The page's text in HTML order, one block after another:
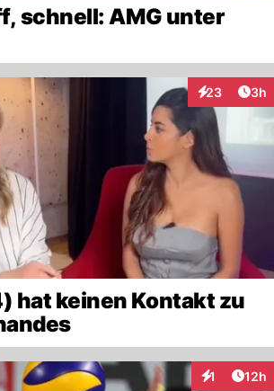
schnell: AMG unter
23
Interaktionen
3h
hat keinen Kontakt zu
1 12h